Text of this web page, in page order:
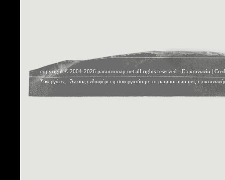
copyright © 2004-2026 paranromap.net all rights reserved - Επικοινωνία |
Συνεργάτες - Άν σας ενδιαφέρει η συνεργασία με το paranormap.net,